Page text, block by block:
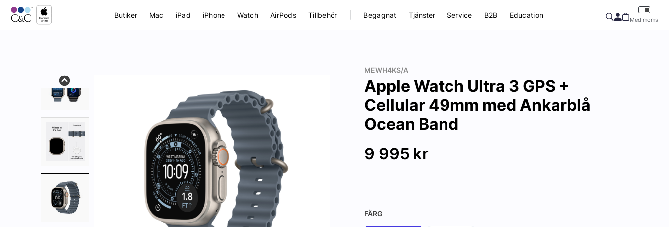
Butiker Mac iPad iPhone Watch AirPods Tillbehör Begagnat Tjänster Service B2B Education
Med moms
MEWH4KS/A
Apple Watch Ultra 3 GPS +
Cellular 49mm med Ankarblå
Ocean Band
9 995 kr
FÄRG